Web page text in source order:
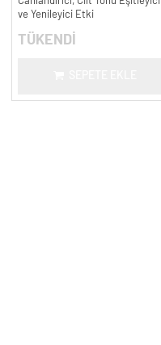
ve Yenileyici Etki
TÜKENDİ